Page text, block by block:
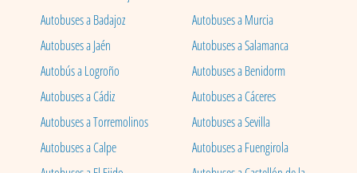
Autobuses a Badajoz
Autobuses a Murcia
Autobuses a Jaén
Autobuses a Salamanca
Autobús a Logroño
Autobuses a Benidorm
Autobuses a Cádiz
Autobuses a Cáceres
Autobuses a Torremolinos
Autobuses a Sevilla
Autobuses a Calpe
Autobuses a Fuengirola